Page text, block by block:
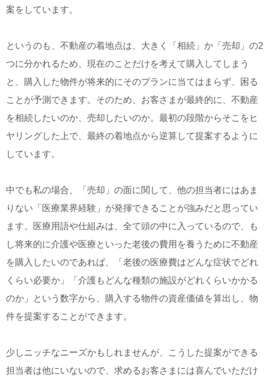
案をしています。
というのも、不動産の着地点は、大きく「相続」か「売却」の2
つに分かれるため、現在のことだけを考えて購入してしまう
と、購入した物件が将来的にそのプランに当てはまらず、困る
ことが予測できます。そのため、お客さまが最終的に、不動産
を相続したいのか、売却したいのか。最初の段階からそこをヒ
ヤリングした上で、最終の着地点から逆算して提案するように
しています。
中でも私の場合、「売却」の面に関して、他の担当者にはあま
りない「医療業界経験」が発揮できることが強みだと思ってい
ます。医療用語や仕組みは、全て頭の中に入っているので、も
し将来的に介護や医療といった老後の費用を養うために不動産
を購入したいのであれば、「老後の医療費はどんな症状でどれ
くらい必要か」「介護もどんな種類の施設がどれくらいかかる
のか」という数字から、購入する物件の資産価値を算出し、物
件を提案することができます。
少しニッチなニーズかもしれませんが、こうした提案ができる
担当者は他にいないので、求めるお客さまには喜んでいただけ